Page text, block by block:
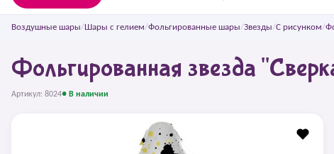
Воздушные шары/Шары с гелием/Фольгированные шары/Звезды/С рисунком/
Фольгированная звезда
Артикул: 8024● В наличии